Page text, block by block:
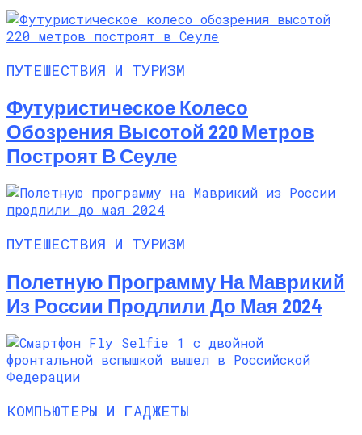
ПУТЕШЕСТВИЯ И ТУРИЗМ
Футуристическое Колесо
Обозрения Высотой 220 Метров
Построят В Сеуле
ПУТЕШЕСТВИЯ И ТУРИЗМ
Полетную Программу На Маврикий
Из России Продлили До Мая 2024
КОМПЬЮТЕРЫ И ГАДЖЕТЫ